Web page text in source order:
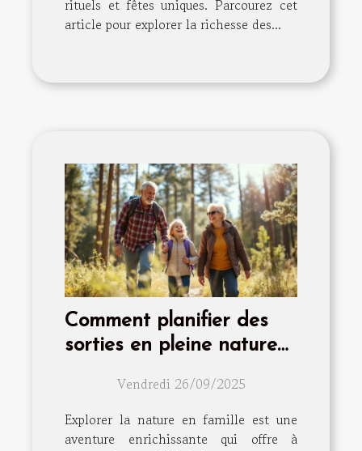
rituels et fêtes uniques. Parcourez cet
article pour explorer la richesse des...
Comment planifier des
sorties en pleine nature
famille ?Vendredi 26/09/2025
Explorer la nature en famille est une
aventure enrichissante qui offre à